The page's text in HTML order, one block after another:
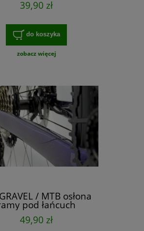
39,90 zł
do koszyka
zobacz więcej
/ MTB osłona
pod łańcuch
49,90 zł